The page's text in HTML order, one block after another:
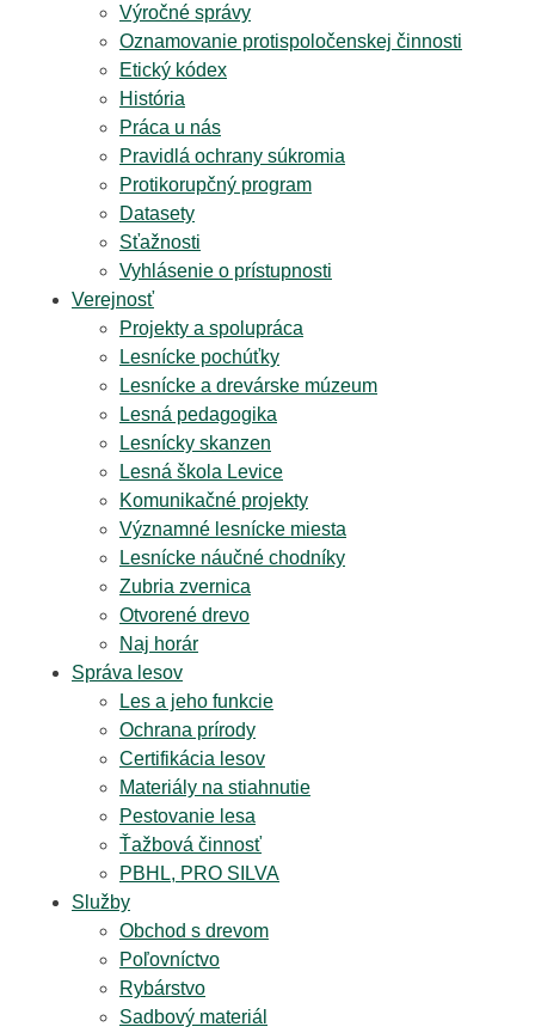
Výročné správy
Oznamovanie protispoločenskej činnosti
Etický kódex
História
Práca u nás
Pravidlá ochrany súkromia
Protikorupčný program
Datasety
Sťažnosti
Vyhlásenie o prístupnosti
Verejnosť
Projekty a spolupráca
Lesnícke pochúťky
Lesnícke a drevárske múzeum
Lesná pedagogika
Lesnícky skanzen
Lesná škola Levice
Komunikačné projekty
Významné lesnícke miesta
Lesnícke náučné chodníky
Zubria zvernica
Otvorené drevo
Naj horár
Správa lesov
Les a jeho funkcie
Ochrana prírody
Certifikácia lesov
Materiály na stiahnutie
Pestovanie lesa
Ťažbová činnosť
PBHL, PRO SILVA
Služby
Obchod s drevom
Poľovníctvo
Rybárstvo
Sadbový materiál